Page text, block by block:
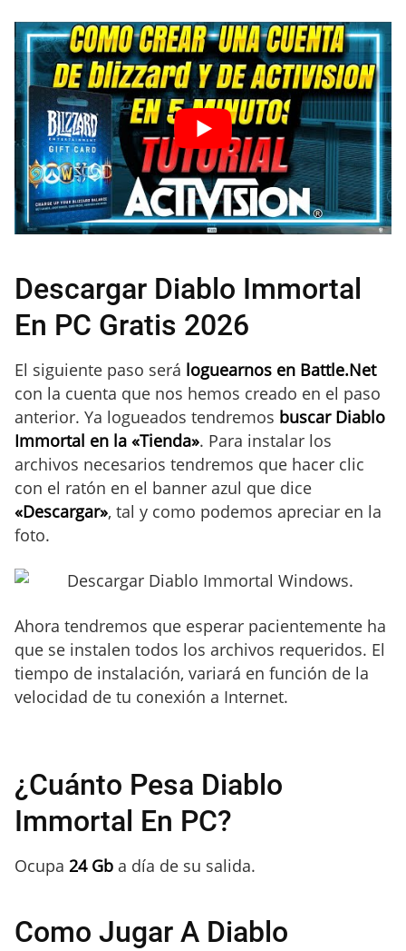
Descargar Diablo Immortal
En PC Gratis 2026
El siguiente paso será loguearnos en Battle.Net
con la cuenta que nos hemos creado en el paso
anterior. Ya logueados tendremos buscar Diablo
Immortal en la «Tienda». Para instalar los
archivos necesarios tendremos que hacer clic
con el ratón en el banner azul que dice
«Descargar», tal y como podemos apreciar en la
foto.
Ahora tendremos que esperar pacientemente ha
que se instalen todos los archivos requeridos. El
tiempo de instalación, variará en función de la
velocidad de tu conexión a Internet.
¿Cuánto Pesa Diablo
Immortal En PC?
Ocupa 24 Gb a día de su salida.
Como Jugar A Diablo